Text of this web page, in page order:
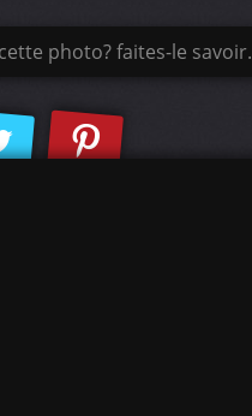
photo? faites-le savoir.